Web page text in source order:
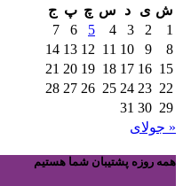
ش ی د س چ پ ج
1
2
3
4
5
6
7
8
9
10
11
12
13
14
15
16
17
18
19
20
21
22
23
24
25
26
27
28
29
30
31
« جولای
همه روزه پشتیبان شما هستیم